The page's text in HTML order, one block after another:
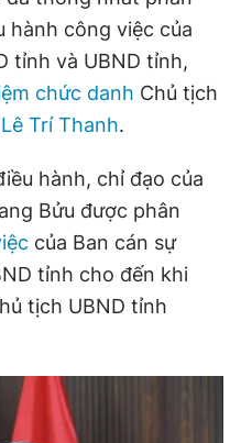
Liên hệ quảng cáo
thoại
Liên hệ quảng cáo
0908 780 404
hành công việc của
tỉnh và UBND tỉnh,
chức danh Chủ tịch
Lê Trí Thanh.
hành, chỉ đạo của
Bửu được phân
của Ban cán sự
tỉnh cho đến khi
tịch UBND tỉnh